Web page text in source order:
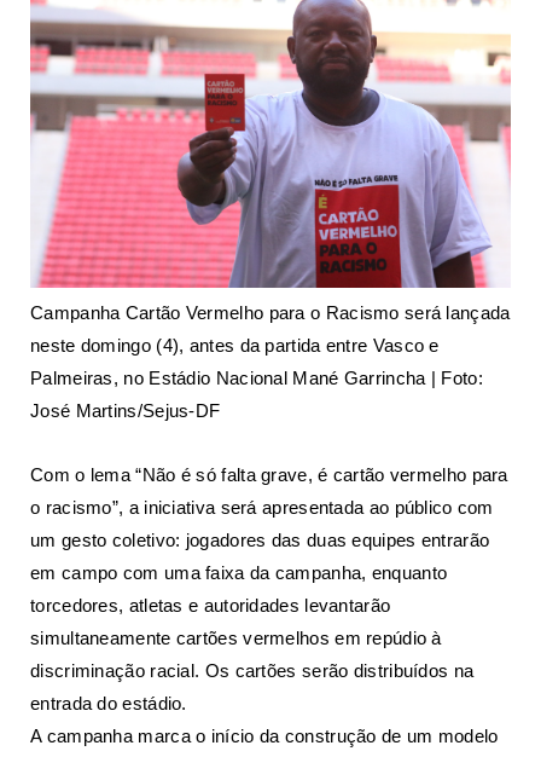
Campanha Cartão Vermelho para o Racismo será lançada
neste domingo (4), antes da partida entre Vasco e
Palmeiras, no Estádio Nacional Mané Garrincha | Foto:
José Martins/Sejus-DF
Com o lema “Não é só falta grave, é cartão vermelho para
o racismo”, a iniciativa será apresentada ao público com
um gesto coletivo: jogadores das duas equipes entrarão
em campo com uma faixa da campanha, enquanto
torcedores, atletas e autoridades levantarão
simultaneamente cartões vermelhos em repúdio à
discriminação racial. Os cartões serão distribuídos na
entrada do estádio.
A campanha marca o início da construção de um modelo